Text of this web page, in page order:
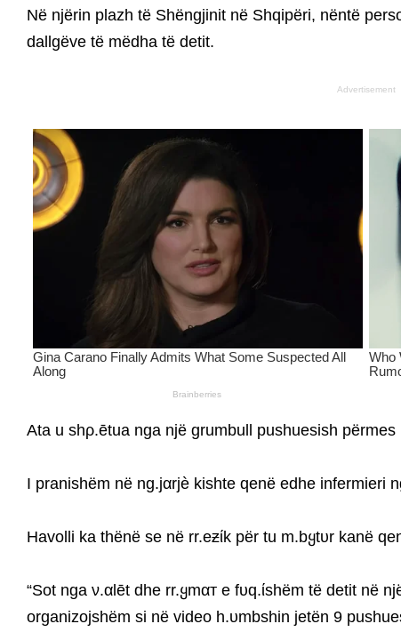
Në njërin plazh të Shëngjinit në Shqipëri, nëntë
dallgëve të mëdha të detit.
Advertisement
Ata u shρ.ētua nga një grumbull pushuesish përmes
I pranishëm në ng.jαrjè kishte qenë edhe infermieri
Havolli ka thënë se në rr.eƶίk për tu m.bყtυr kanë
“Sot nga ν.αlēt dhe rr.ყmαт e fυq.ίshëm të detit në
organizojshëm si në video h.υmbshin jetën 9